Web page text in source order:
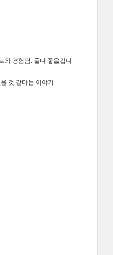
와 경험담. 둘다 좋을겁니
것 같다는 이야기.